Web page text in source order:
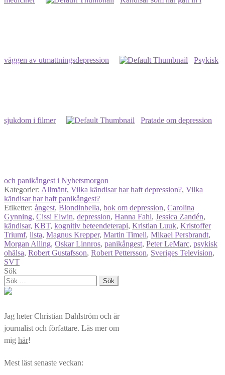
väggen av utmattningsdepression Psykisk
sjukdom i filmer Pratade om depression
och panikångest i Nyhetsmorgon
Kategorier: Allmänt, Vilka kändisar har haft depression?, Vilka
kändisar har haft panikångest?
Etiketter: ångest, Blondinbella, bok om depression, Carolina
Gynning, Cissi Elwin, depression, Hanna Fahl, Jessica Zandén,
kändisar, KBT, kognitiv beteendeterapi, Kristian Luuk, Kristoffer
Triumf, lista, Magnus Krepper, Martin Timell, Mikael Persbrandt,
Morgan Alling, Oskar Linnros, panikångest, Peter LeMarc, psykisk
ohälsa, Robert Gustafsson, Robert Pettersson, Sveriges Television,
SVT
Sök
Sök
efter:
Jag heter Christian Dahlström och är
journalist och författare. Läs mer om
mig här!
Mest läst senaste veckan: